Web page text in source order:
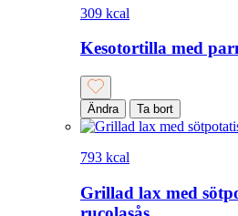
309 kcal
Kesotortilla med
Ändra Ta bort
793 kcal
Grillad lax med